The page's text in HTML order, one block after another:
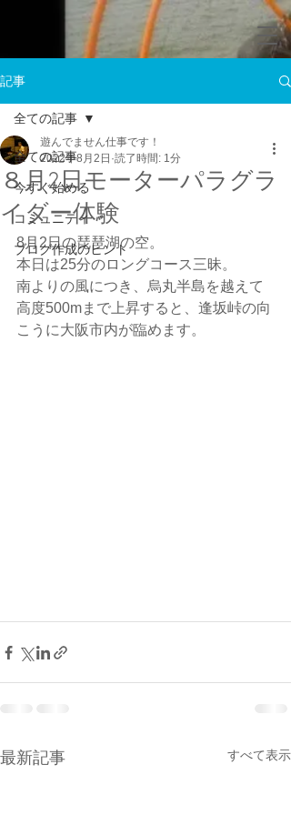
記事
全ての記事
今すぐ始める
コミュニティ
ブログ作成のヒント
全ての記事
８月2日モーターパラグラ
イダー体験
遊んでません仕事です！
2022年8月2日 読了時間: 1分
8月2日の琵琶湖の空。
本日は25分のロングコース三昧。
南よりの風につき、烏丸半島を越えて
高度500mまで上昇すると、逢坂峠の向
こうに大阪市内が臨めます。
最新記事 すべて表示